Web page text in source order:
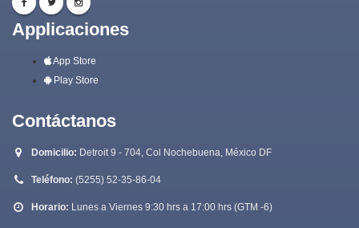
Applicaciones
App Store
Play Store
Contáctanos
Domicilio: Detroit 9 - 704, Col Nochebuena, México DF
Teléfono: (5255) 52-35-86-04
Horario: Lunes a Viernes 9:30 hrs a 17:00 hrs (GTM -6)